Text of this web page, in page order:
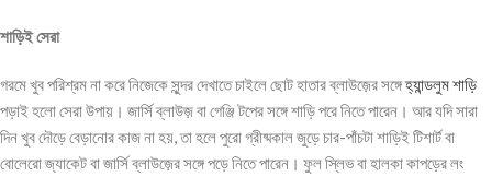
শাড়িইসেরা
গরমে খুব পরিশ্রম না করে নিজেকে সুন্দর দেখাতে চাইলে ছোট হাতার ব্লাউজ়ের সঙ্গেহ্যান্ডলুম শাড়ি
পড়াই হলো সেরা উপায়। জার্সি ব্লাউজ় বা গেঞ্জি টপের সঙ্গে শাড়ি পরে নিতে পারেন। আর যদি সারা
দিন খুব দৌড়ে বেড়ানোর কাজ না হয়, তা হলে পুরো গ্রীষ্মকাল জুড়ে চার-পাঁচটা শাড়িই টিশার্ট বা
বোলেরো জ্যাকেট বা জার্সি ব্লাউজ়ের সঙ্গে পড়ে নিতে পারেন। ফুল স্লিভ বা হালকা কাপড়ের লং